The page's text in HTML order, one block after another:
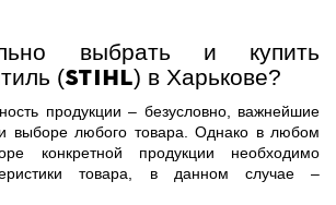
выбрать и купить
(Stihl) в Харькове?
продукции – безусловно, важнейшие
выборе любого товара. Однако в любом
конкретной продукции необходимо
товара, в данном случае –